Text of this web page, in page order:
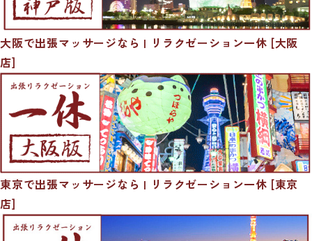
大阪で出張マッサージなら | リラクゼーション一休 [大阪
店]
東京で出張マッサージなら | リラクゼーション一休 [東京
店]